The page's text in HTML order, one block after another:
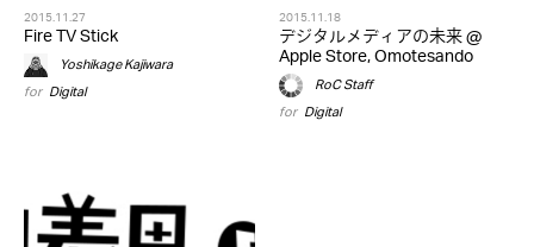
2015.11.27
Fire TV Stick
Yoshikage Kajiwara
for Digital
2015.11.18
デジタルメディアの未来 @
Apple Store, Omotesando
RoC Staff
for Digital